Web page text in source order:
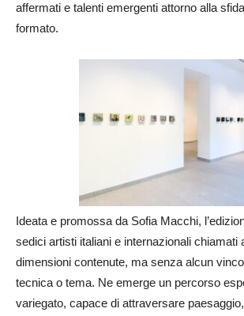
affermati e talenti emergenti attorno alla
formato.
Ideata e promossa da Sofia Macchi,
sedici artisti italiani e internazionali chiamati
dimensioni contenute, ma senza alcun
tecnica o tema. Ne emerge un percorso
variegato, capace di attraversare